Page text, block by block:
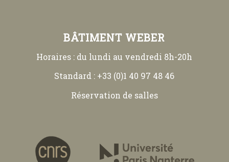
BÂTIMENT WEBER
Horaires : du lundi au vendredi 8h-20h
Standard : +33 (0)1 40 97 48 46
Réservation de salles